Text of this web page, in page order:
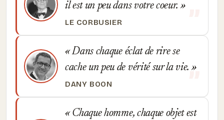
il est un peu dans votre coeur.
LE CORBUSIER
Dans chaque éclat de rire se
cache un peu de vérité sur la vie.
DANY BOON
Chaque homme, chaque objet est